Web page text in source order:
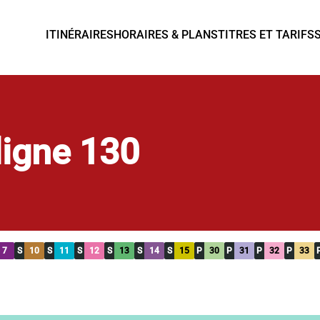
ITINÉRAIRESHORAIRES & PLANSTITRES ET TARIFS
130
7 S 10 S 11 S 12 S 13 S 14 S 15 P 30 P 31 P 32 P 33